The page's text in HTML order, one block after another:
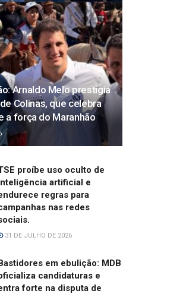
Arnaldo Melo prestigia
Colinas, que celebra
a força do Maranhão
proíbe uso oculto de
artificial e
regras para
nas redes
31 DE JULHO DE 2026
em ebulição: MDB
candidaturas e
forte na disputa de